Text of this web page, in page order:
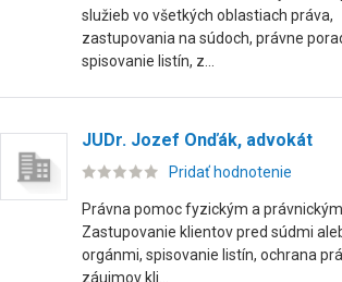
služieb vo všetkých oblastiach práva,
zastupovania na súdoch, právne
spisovanie listín, z...
JUDr. Jozef Onďák, advokát
Pridať hodnotenie
Právna pomoc fyzickým a
Zastupovanie klientov pred súdmi
orgánmi, spisovanie listín, ochrana
záujmov kli...